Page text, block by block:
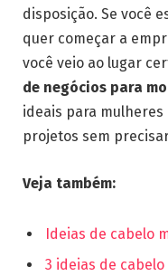
disposição. Se você
quer começar a
você veio ao lugar
de negócios para
ideais para
projetos sem
Veja também:
Ideias de cabelo
3 ideias de